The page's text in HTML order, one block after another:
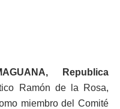
Republica
Ramón de la Rosa,
miembro del Comité